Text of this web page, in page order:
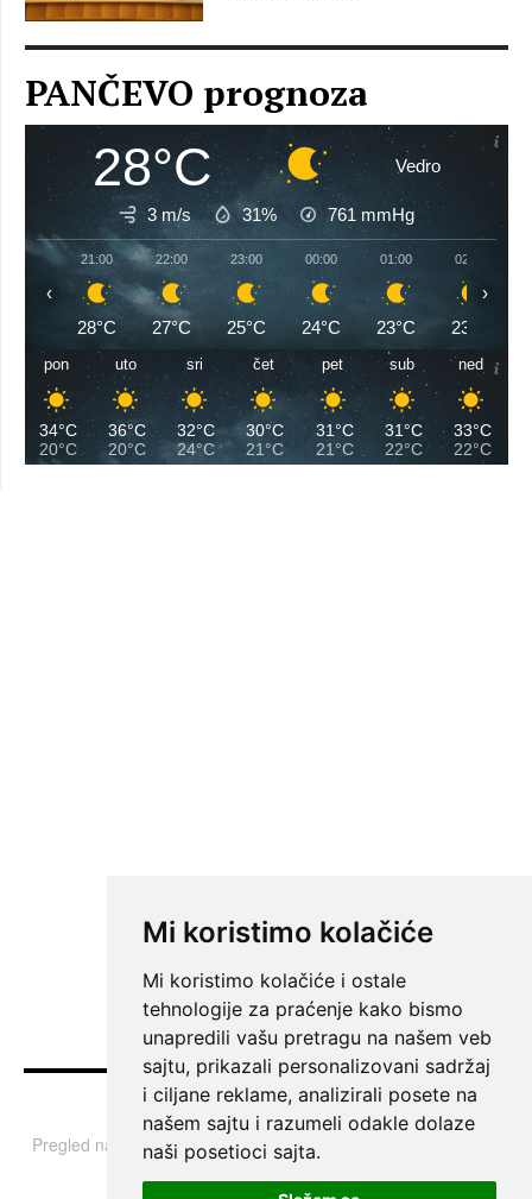
Mi koristimo kolačiće
Mi koristimo kolačiće i ostale
tehnologije za praćenje kako bismo
unapredili vašu pretragu na našem veb
sajtu, prikazali personalizovani sadržaj
i ciljane reklame, analizirali posete na
našem sajtu i razumeli odakle dolaze
naši posetioci sajta.
PANČEVO prognoza
28°C Vedro
3 m/s 31% 761 mmHg
21:00
28°C
22:00
27°C
23:00
25°C
00:00
24°C
01:00
23°C
02:00
23°C
‹ ›
pon
34°C
20°C
uto
36°C
20°C
sri
32°C
24°C
čet
30°C
21°C
pet
31°C
21°C
sub
31°C
22°C
ned
33°C
22°C
Vesti
Pregled najvažnijih informacija i tema iz Srbije, regiona i sveta.